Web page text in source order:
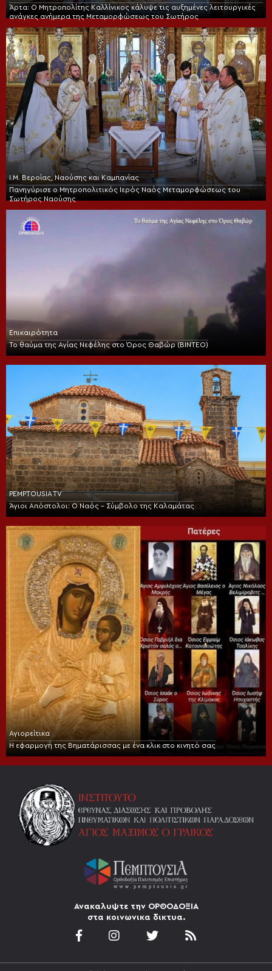
Άρτα: Ο Μητροπολίτης Καλλίνικος κάλυψε τις αυξημένες λειτουργικές
ανάγκες ανήμερα της Μεταμορφώσεως του Σωτήρος
Ι.Μ. Βεροίας, Ναούσης και Καμπανίας
Πανηγύρισε ο Μητροπολιτικός Ιερός Ναός Μεταμορφώσεως του
Σωτήρος Ναούσης
Επικαιρότητα
Το θαύμα της Αγίας Νεφέλης στο Όρος Θαβώρ (ΒΙΝΤΕΟ)
PEMPTOUSIA TV
Άγιοι Απόστολοι: Ο Ναός – Σύμβολο της Καλαμάτας
Αγιορείτικα
Η εφαρμογή της Βηματάρισσας με ένα κλικ στο κινητό σας
Ανακαλυψτε την ΟΡΘΟΔΟΞΙΑ
στα κοινωνικα δικτυα.